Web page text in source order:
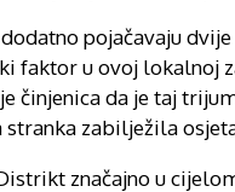
pojačavaju
faktor u ovoj lokalnoj
činjenica da je taj
zabilježila
značajno u